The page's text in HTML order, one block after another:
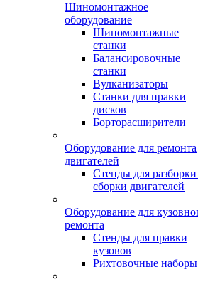
Шиномонтажное
оборудование
Шиномонтажные
станки
Балансировочные
станки
Вулканизаторы
Станки для правки
дисков
Борторасширители
Оборудование для ремонта
двигателей
Стенды для
сборки двигателей
Оборудование для
ремонта
Стенды для правки
кузовов
Рихтовочные наборы